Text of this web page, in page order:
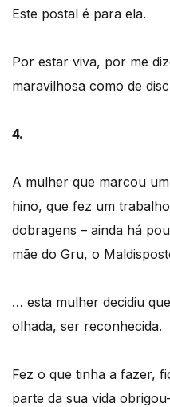
Este postal é para ela.
Por estar viva, por me
maravilhosa como de
4.
A mulher que marcou
hino, que fez um
dobragens – ainda há
mãe do Gru, o
… esta mulher decidiu
olhada, ser reconhecida.
Fez o que tinha a fazer,
parte da sua vida